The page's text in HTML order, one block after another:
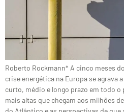
Roberto Rockmann* A cinco meses
crise energética na Europa se agrava
curto, médio e longo prazo em todo o
mais altas que chegam aos milhões